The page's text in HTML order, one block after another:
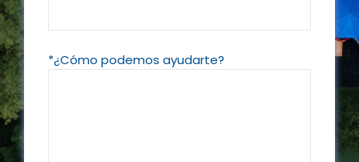
*¿Cómo podemos ayudarte?